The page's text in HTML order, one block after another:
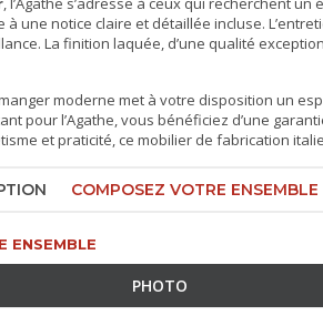
à une notice claire et détaillée incluse.
La finition laquée, d’une qualité
moderne met à votre disposition un
pour l’Agathe, vous bénéficiez d’une
et praticité, ce mobilier de fabrication
COMPOSEZ VOTRE ENSEMBLE
ENSEMBLE
PHOTO